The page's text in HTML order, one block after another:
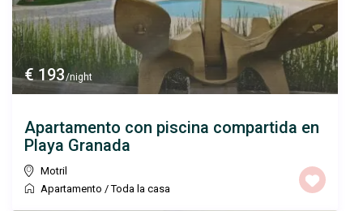
€ 193/night
Apartamento con piscina compartida en
Playa Granada
Motril
Apartamento /Toda la casa